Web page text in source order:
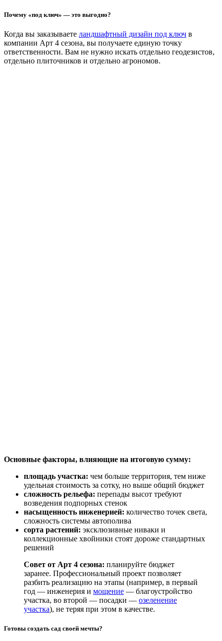
Почему «под ключ» — это выгодно?
Когда вы заказываете ландшафтный дизайн под ключ в
компании Арт 4 сезона, вы получаете единую точку
ответственности. Вам не нужно искать отдельно геодезистов,
отдельно плиточников и отдельно агрономов.
Основные факторы, влияющие на итоговую сумму:
площадь участка: чем больше территория, тем ниже
удельная стоимость за сотку, но выше общий бюджет
сложность рельефа: перепады высот требуют
возведения подпорных стенок
насыщенность инженерией: количество точек света,
сложность системы автополива
сорта растений: эксклюзивные ниваки и
коллекционные хвойники стоят дороже стандартных
решений
Совет от Арт 4 сезона: планируйте бюджет
заранее. Профессиональный проект позволяет
разбить реализацию на этапы (например, в первый
год — инженерия и мощение — благоустройство
участка, во второй — посадки — озеленение
участка), не теряя при этом в качестве.
Готовы создать сад своей мечты?